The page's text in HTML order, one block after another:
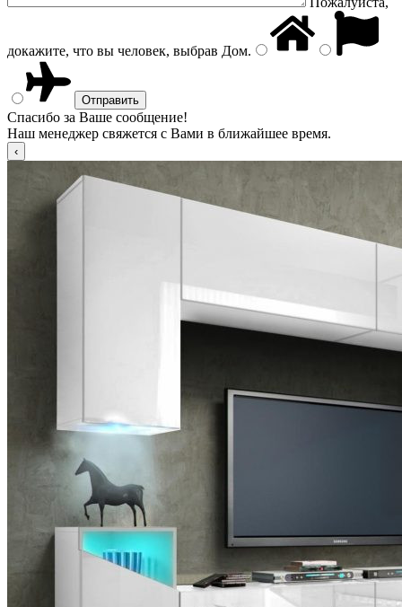
докажите, что вы человек, выбрав Дом.
Спасибо за Ваше сообщение!
Наш менеджер свяжется с Вами в ближайшее время.